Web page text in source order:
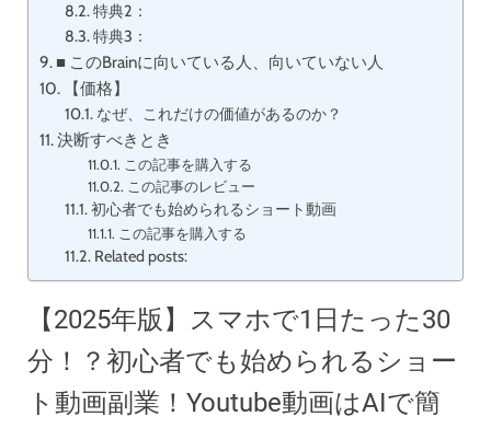
特典2：
特典3：
■ このBrainに向いている人、向いていない人
【価格】
なぜ、これだけの価値があるのか？
決断すべきとき
この記事を購入する
この記事のレビュー
初心者でも始められるショート動画
この記事を購入する
Related posts:
【2025年版】スマホで1日たった30
分！？初心者でも始められるショー
ト動画副業！Youtube動画はAIで簡